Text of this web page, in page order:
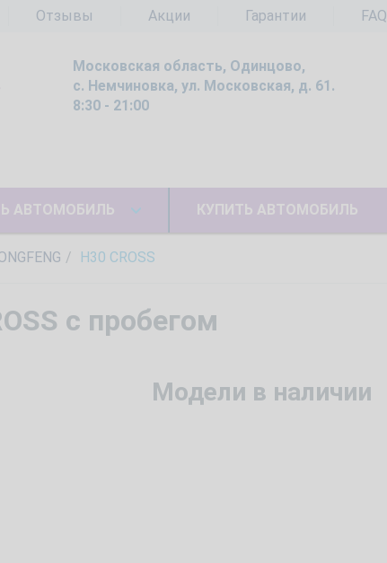
Отзывы Акции Гарантии FAQ
Московская область, Одинцово,
с. Немчиновка, ул. Московская, д. 61.
8:30 - 21:00
АВТОМОБИЛЬ КУПИТЬ АВТОМОБИЛЬ
H30 CROSS
с пробегом
Модели в наличии